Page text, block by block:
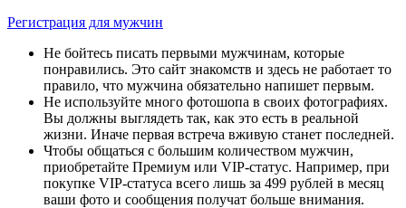
Регистрация для мужчин
Не бойтесь писать первыми мужчинам, которые
понравились. Это сайт знакомств и здесь не работает то
правило, что мужчина обязательно напишет первым.
Не используйте много фотошопа в своих фотографиях.
Вы должны выглядеть так, как это есть в реальной
жизни. Иначе первая встреча вживую станет последней.
Чтобы общаться с большим количеством мужчин,
приобретайте Премиум или VIP-статус. Например, при
покупке VIP-статуса всего лишь за 499 рублей в месяц
ваши фото и сообщения получат больше внимания.